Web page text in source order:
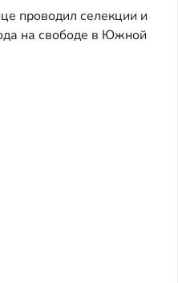
проводил селекции и
на свободе в Южной